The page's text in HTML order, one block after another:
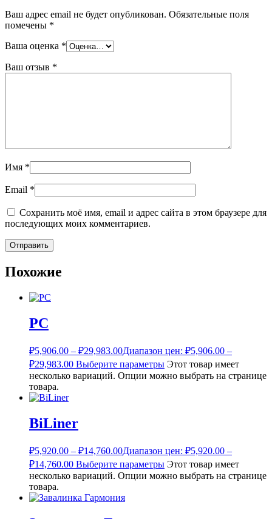
Ваш адрес email не будет опубликован. Обязательные поля
помечены *
Ваша оценка *
Ваш отзыв *
Имя *
Email *
Сохранить моё имя, email и адрес сайта в этом браузере для
последующих моих комментариев.
Похожие
РС
₽5,906.00 – ₽29,983.00Диапазон цен: ₽5,906.00 –
₽29,983.00 Выберите параметры Этот товар имеет
несколько вариаций. Опции можно выбрать на странице
товара.
BiLiner
₽5,920.00 – ₽14,760.00Диапазон цен: ₽5,920.00 –
₽14,760.00 Выберите параметры Этот товар имеет
несколько вариаций. Опции можно выбрать на странице
товара.